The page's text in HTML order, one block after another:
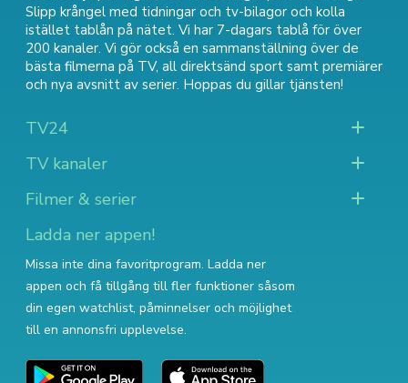
Slipp krångel med tidningar och tv-bilagor och kolla
istället tablån på nätet. Vi har 7-dagars tablå för över
200 kanaler. Vi gör också en sammanställning över de
bästa filmerna på TV, all direktsänd sport samt premiärer
och nya avsnitt av serier. Hoppas du gillar tjänsten!
TV24
TV kanaler
Filmer & serier
Ladda ner appen!
Missa inte dina favoritprogram. Ladda ner
appen och få tillgång till fler funktioner såsom
din egen watchlist, påminnelser och möjlighet
till en annonsfri upplevelse.